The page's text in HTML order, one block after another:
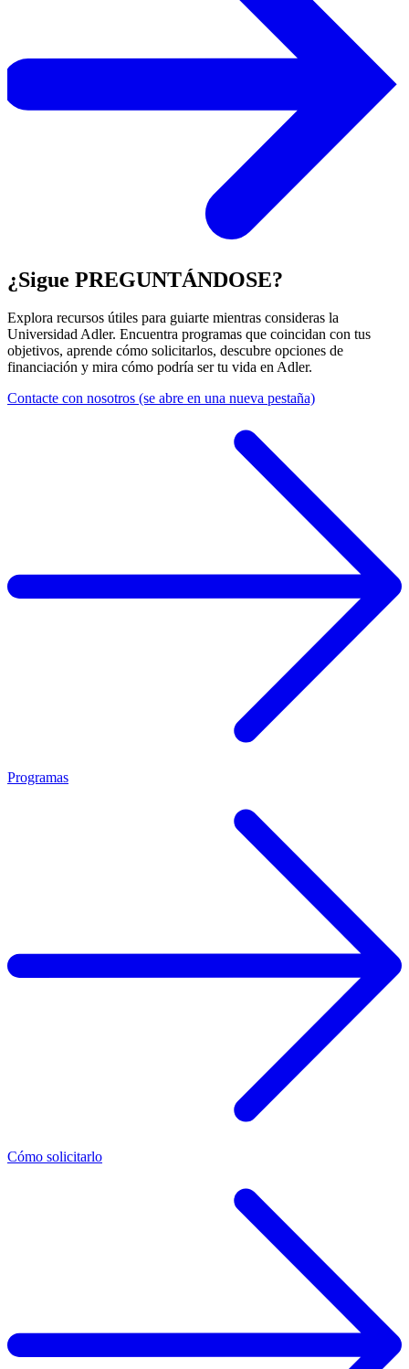
¿Sigue PREGUNTÁNDOSE?
Explora recursos útiles para guiarte mientras consideras la
Universidad Adler. Encuentra programas que coincidan con tus
objetivos, aprende cómo solicitarlos, descubre opciones de
financiación y mira cómo podría ser tu vida en Adler.
Contacte con nosotros (se abre en una nueva pestaña)
Programas
Cómo solicitarlo